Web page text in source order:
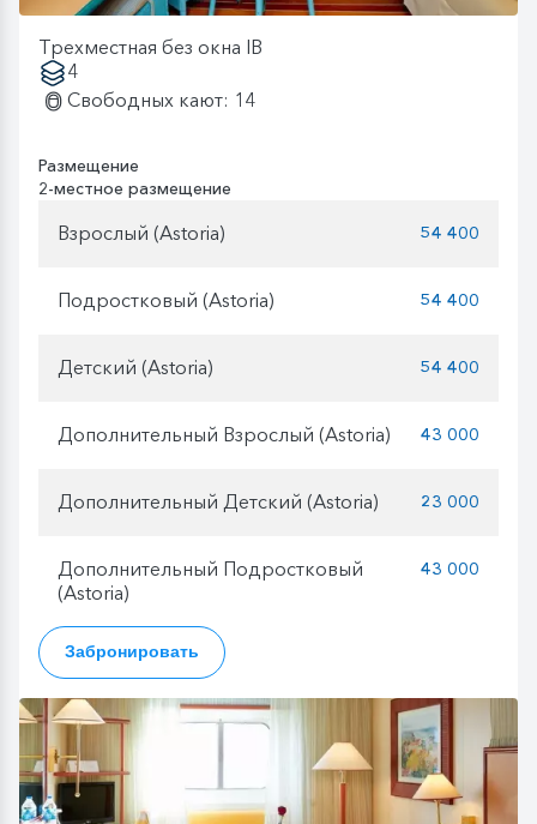
Трехместная без окна IB
4
Свободных кают: 14
Размещение
2-местное размещение
Взрослый (Astoria) 54 400
Подростковый (Astoria) 54 400
Детский (Astoria) 54 400
Дополнительный Взрослый (Astoria) 43 000
Дополнительный Детский (Astoria) 23 000
Дополнительный Подростковый
(Astoria)
43 000
Забронировать